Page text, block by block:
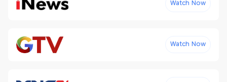
Watch Now
Watch Now